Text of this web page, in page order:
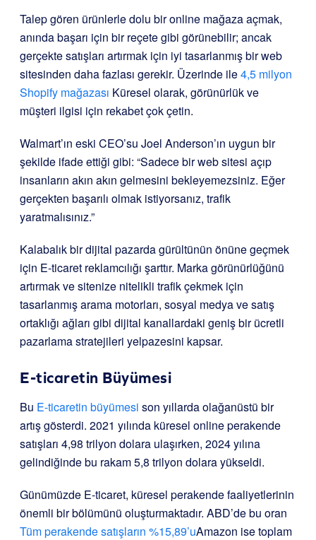
Talep gören ürünlerle dolu bir online mağaza açmak,
anında başarı için bir reçete gibi görünebilir; ancak
gerçekte satışları artırmak için iyi tasarlanmış bir web
sitesinden daha fazlası gerekir. Üzerinde ile4,5 milyon
Shopify mağazası Küresel olarak, görünürlük ve
müşteri ilgisi için rekabet çok çetin.
Walmart’ın eski CEO’su Joel Anderson’ın uygun bir
şekilde ifade ettiği gibi: “Sadece bir web sitesi açıp
insanların akın akın gelmesini bekleyemezsiniz. Eğer
gerçekten başarılı olmak istiyorsanız, trafik
yaratmalısınız.”
Kalabalık bir dijital pazarda gürültünün önüne geçmek
için E-ticaret reklamcılığı şarttır. Marka görünürlüğünü
artırmak ve sitenize nitelikli trafik çekmek için
tasarlanmış arama motorları, sosyal medya ve satış
ortaklığı ağları gibi dijital kanallardaki geniş bir ücretli
pazarlama stratejileri yelpazesini kapsar.
E-ticaretin Büyümesi
Bu E-ticaretin büyümesi son yıllarda olağanüstü bir
artış gösterdi. 2021 yılında küresel online perakende
satışları 4,98 trilyon dolara ulaşırken, 2024 yılına
gelindiğinde bu rakam 5,8 trilyon dolara yükseldi.
Günümüzde E-ticaret, küresel perakende faaliyetlerinin
önemli bir bölümünü oluşturmaktadır. ABD’de bu oran
Tüm perakende satışların %15,89’uAmazon ise toplam